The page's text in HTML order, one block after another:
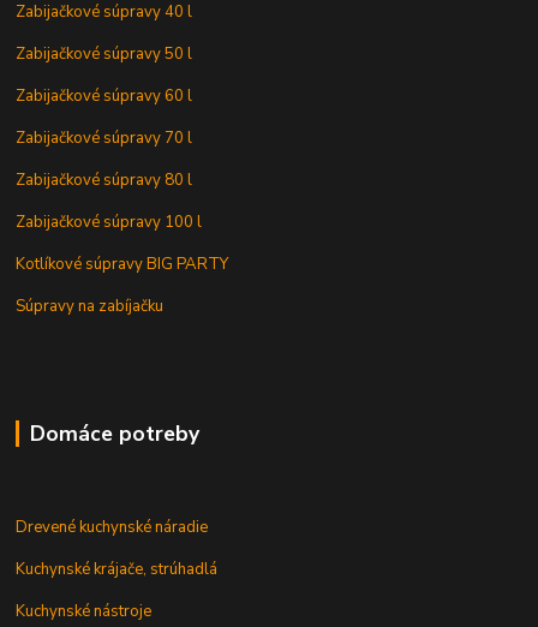
Zabijačkové súpravy 40 l
Zabijačkové súpravy 50 l
Zabijačkové súpravy 60 l
Zabijačkové súpravy 70 l
Zabijačkové súpravy 80 l
Zabijačkové súpravy 100 l
Kotlíkové súpravy BIG PARTY
Súpravy na zabíjačku
Domáce potreby
Drevené kuchynské náradie
Kuchynské krájače, strúhadlá
Kuchynské nástroje